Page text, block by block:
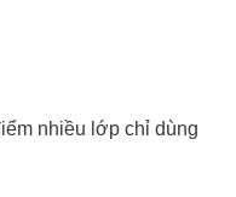
nhiều lớp chỉ dùng